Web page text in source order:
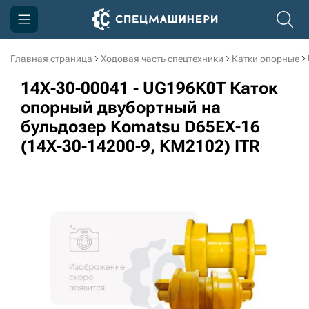
Главная страница Ходовая часть спецтехники Катки опорные
14X-30-00041 - UG196K0T Каток
опорный двубортный на
бульдозер Komatsu D65EX-16
(14X-30-14200-9, KM2102) ITR
Компания
Акции
Доставка и оплата
Информация
3D тур по складам
sksale@skdst.ru